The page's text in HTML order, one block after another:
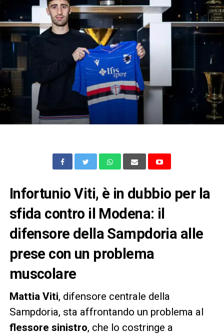
Infortunio Viti, è in dubbio per la
sfida contro il Modena: il
difensore della Sampdoria alle
prese con un problema
muscolare
Mattia Viti, difensore centrale della
Sampdoria, sta affrontando un problema al
flessore sinistro, che lo costringe a